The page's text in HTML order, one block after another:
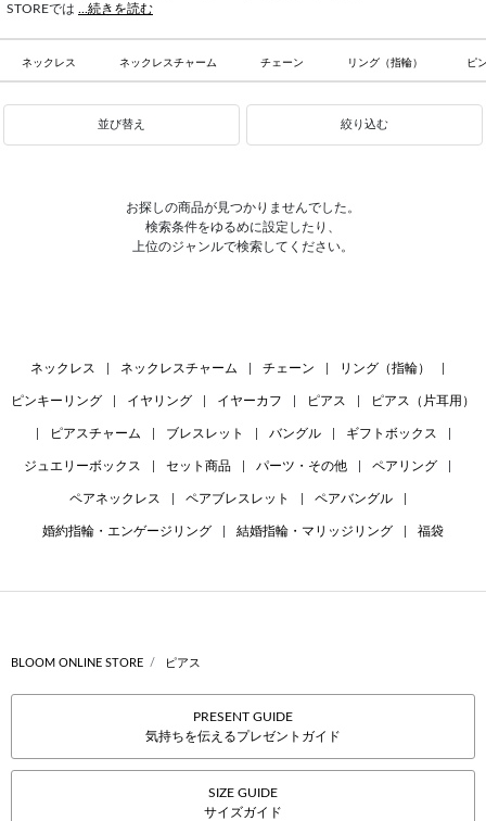
STOREでは ...続きを読む
ネックレス ネックレスチャーム チェーン リング（指輪） ピ
並び替え 絞り込む
お探しの商品が見つかりませんでした。
検索条件をゆるめに設定したり、
上位のジャンルで検索してください。
ネックレス ネックレスチャーム チェーン リング（指輪）
ピンキーリング イヤリング イヤーカフ ピアス ピアス（片耳用）
ピアスチャーム ブレスレット バングル ギフトボックス
ジュエリーボックス セット商品 パーツ・その他 ペアリング
ペアネックレス ペアブレスレット ペアバングル
婚約指輪・エンゲージリング 結婚指輪・マリッジリング 福袋
BLOOM ONLINE STORE ピアス
PRESENT GUIDE
気持ちを伝えるプレゼントガイド
SIZE GUIDE
サイズガイド